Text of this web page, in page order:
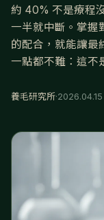
約 40% 不是療程
一半就中斷。掌握
的配合，就能讓最
一點都不難：這不
養毛研究所·2026.04.15